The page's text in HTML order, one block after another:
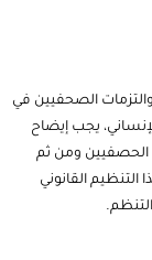
الصحفيين في
يجب إيضاح
الحصفيين ومن ثم
القانوني